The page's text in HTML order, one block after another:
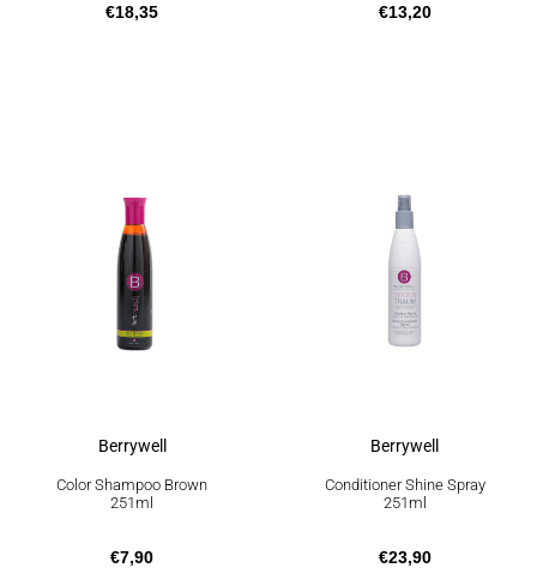
€18,35 €13,20
Berrywell
Color Shampoo Brown
251ml
€7,90
Berrywell
Conditioner Shine Spray
251ml
€23,90